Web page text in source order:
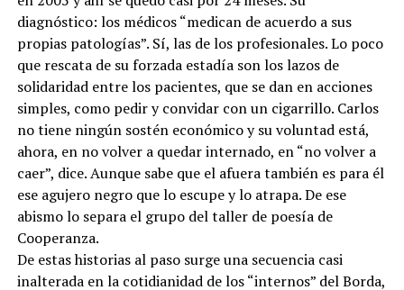
diagnóstico: los médicos “medican de acuerdo a sus
propias patologías”. Sí, las de los profesionales. Lo poco
que rescata de su forzada estadía son los lazos de
solidaridad entre los pacientes, que se dan en acciones
simples, como pedir y convidar con un cigarrillo. Carlos
no tiene ningún sostén económico y su voluntad está,
ahora, en no volver a quedar internado, en “no volver a
caer”, dice. Aunque sabe que el afuera también es para él
ese agujero negro que lo escupe y lo atrapa. De ese
abismo lo separa el grupo del taller de poesía de
Cooperanza.
De estas historias al paso surge una secuencia casi
inalterada en la cotidianidad de los “internos” del Borda,